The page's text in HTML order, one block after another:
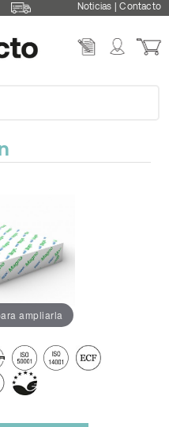
Noticias |Contacto
ampliarla